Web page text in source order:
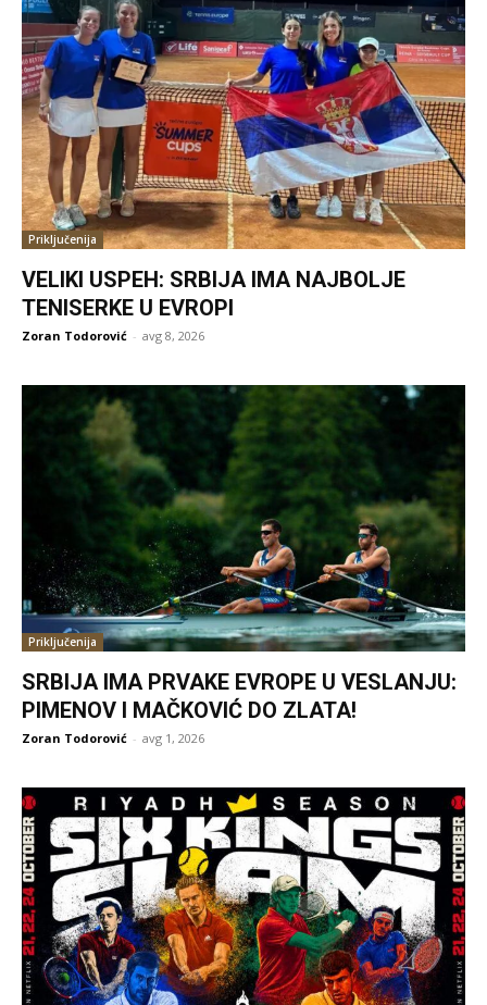
Priključenija
VELIKI USPEH: SRBIJA IMA NAJBOLJE
TENISERKE U EVROPI
Zoran Todorović - avg 8, 2026
Priključenija
SRBIJA IMA PRVAKE EVROPE U VESLANJU:
PIMENOV I MAČKOVIĆ DO ZLATA!
Zoran Todorović - avg 1, 2026